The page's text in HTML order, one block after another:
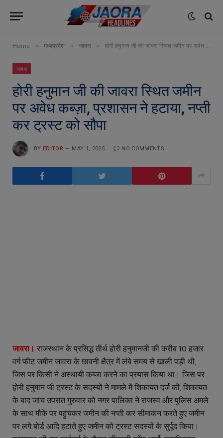
Home » मध्यप्रदेश » जावरा » होरी हनुमान जी की जावरा स्थित जमीन पर अवेध कब्ज़ा, प्रशासन ने हटाया, नप्ती कर ट्रस्ट को सौपा
जावरा
होरी हनुमान जी की जावरा स्थित जमीन
पर अवेध कब्ज़ा, प्रशासन ने हटाया, नप्ती
कर ट्रस्ट को सौपा
BY EDITOR MAY 1, 2025 NO COMMENTS
जावरा। राजस्थान के प्रसिद्ध तीर्थ होरी हनुमानजी की करीब 10 हजार
वर्ग फीट जमीन जावरा के छावनी क्षैत्र में लंबे समय से खाली पड़ी थी,
जिस पर किसी ने अस्थायी कब्जा करने का प्रयास किया था। जिस पर
होरी हनुमान जी ट्रस्ट के सदस्यों ने मामले में शिकायत दर्ज की, शिकायत
के बाद जांच उपरांत गुरुवार को नगर पालिका ने राजस्व और पुलिस अमले
के साथ मौके पर पहुंचकर जमीन की नप्ती कर सीमाकंन करते हुए जमीन
पर लगे बोर्ड आदि हटाते हुए जमीन को ट्रस्ट सदस्यों के सुर्पूद किया।